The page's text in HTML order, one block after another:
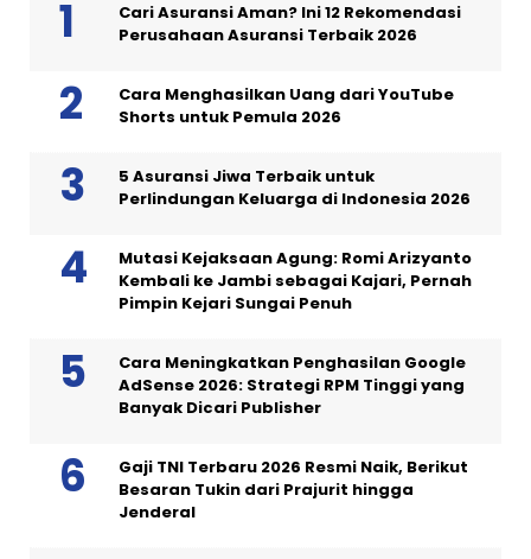
Cari Asuransi Aman? Ini 12 Rekomendasi
Perusahaan Asuransi Terbaik 2026
Cara Menghasilkan Uang dari YouTube
Shorts untuk Pemula 2026
5 Asuransi Jiwa Terbaik untuk
Perlindungan Keluarga di Indonesia 2026
Mutasi Kejaksaan Agung: Romi Arizyanto
Kembali ke Jambi sebagai Kajari, Pernah
Pimpin Kejari Sungai Penuh
Cara Meningkatkan Penghasilan Google
AdSense 2026: Strategi RPM Tinggi yang
Banyak Dicari Publisher
Gaji TNI Terbaru 2026 Resmi Naik, Berikut
Besaran Tukin dari Prajurit hingga
Jenderal